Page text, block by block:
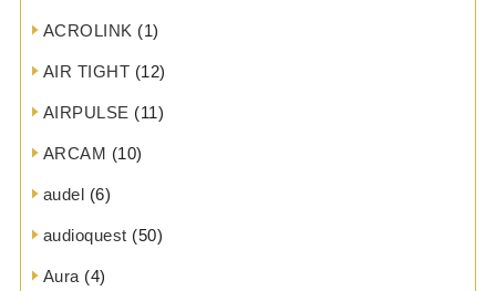
ACROLINK (1)
AIR TIGHT (12)
AIRPULSE (11)
ARCAM (10)
audel (6)
audioquest (50)
Aura (4)